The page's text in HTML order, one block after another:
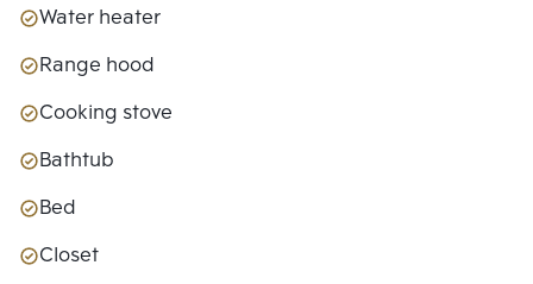
Water heater
Range hood
Cooking stove
Bathtub
Bed
Closet